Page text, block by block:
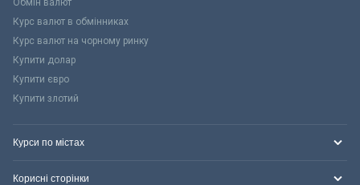
Курс валют в обмінниках
Курс валют на чорному ринку
Купити долар
Купити євро
Купити злотий
Курси по містах
Корисні сторінки